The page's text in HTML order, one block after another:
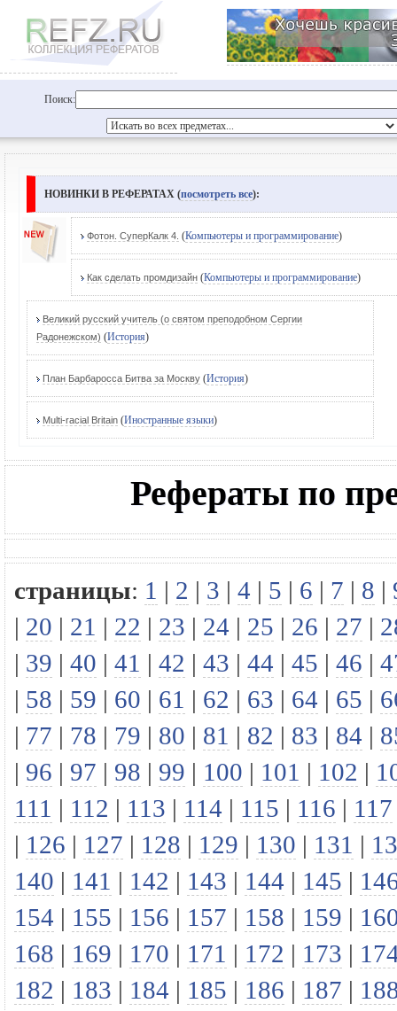
Поиск:
НОВИНКИ В РЕФЕРАТАХ (посмотреть все):
Фотон. СуперКалк 4. (Компьютеры и программирование)
Как сделать промдизайн (Компьютеры и программирование)
Великий русский учитель (о святом преподобном Сергии
Радонежском) (История)
План Барбаросса Битва за Москву (История)
Multi-racial Britain (Иностранные языки)
Рефераты по
страницы: 1 | 2 | 3 | 4 | 5 | 6 | 7 | 8 |
| 20 | 21 | 22 | 23 | 24 | 25 | 26 | 27 |
| 39 | 40 | 41 | 42 | 43 | 44 | 45 | 46 |
| 58 | 59 | 60 | 61 | 62 | 63 | 64 | 65 |
| 77 | 78 | 79 | 80 | 81 | 82 | 83 | 84 |
| 96 | 97 | 98 | 99 | 100 | 101 | 102 |
111 | 112 | 113 | 114 | 115 | 116 | 117
| 126 | 127 | 128 | 129 | 130 | 131 |
140 | 141 | 142 | 143 | 144 | 145 |
154 | 155 | 156 | 157 | 158 | 159 |
168 | 169 | 170 | 171 | 172 | 173 |
182 | 183 | 184 | 185 | 186 | 187 |